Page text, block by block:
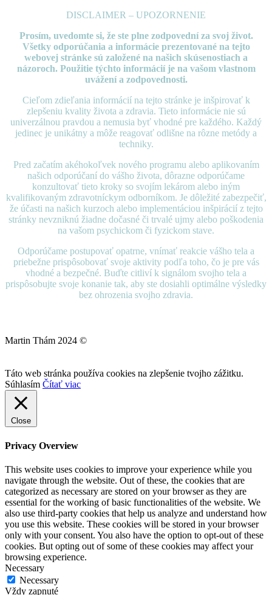
DISCLAIMER – UPOZORNENIE
Prosím, uvedomte si, že ste plne zodpovední za svoj život.
Všetky odporúčania a informácie prezentované na tejto
webovej stránke sú založené na našich skúsenostiach a
názoroch. Použitie týchto informácií je na vašom vlastnom
uvážení a zodpovednosti.
Cieľom zdieľania informácií na tejto stránke je inšpirovať k
zlepšeniu kvality života a zdravia. Tieto informácie nie sú
univerzálnou pravdou a nemusia byť vhodné pre každého. Každý
jedinec je unikátny a môže reagovať odlišne na rôzne metódy a
techniky.
Pred začatím akéhokoľvek nového programu alebo aplikovaním
našich odporúčaní do vášho života, dôrazne odporúčame
konzultovať tieto kroky so svojím lekárom alebo iným
kvalifikovaným zdravotníckym odborníkom. Je dôležité zabezpečiť,
že účasti na našich kurzoch alebo implementáciou inšpirácií z tejto
stránky nevzniknú žiadne dočasné či trvalé ujmy alebo poškodenia
na vašom psychickom či fyzickom stave.
Odporúčame postupovať opatrne, vnímať reakcie vášho tela a
priebežne prispôsobovať svoje aktivity podľa toho, čo je pre vás
vhodné a bezpečné. Buďte citliví k signálom svojho tela a
prispôsobujte svoje konanie tak, aby ste dosiahli optimálne výsledky
bez ohrozenia svojho zdravia.
Martin Thám 2024 ©
Táto web stránka používa cookies na zlepšenie tvojho zážitku.
Súhlasím Čítať viac
Close
Privacy Overview
This website uses cookies to improve your experience while you
navigate through the website. Out of these, the cookies that are
categorized as necessary are stored on your browser as they are
essential for the working of basic functionalities of the website. We
also use third-party cookies that help us analyze and understand how
you use this website. These cookies will be stored in your browser
only with your consent. You also have the option to opt-out of these
cookies. But opting out of some of these cookies may affect your
browsing experience.
Necessary
Necessary
Vždy zapnuté